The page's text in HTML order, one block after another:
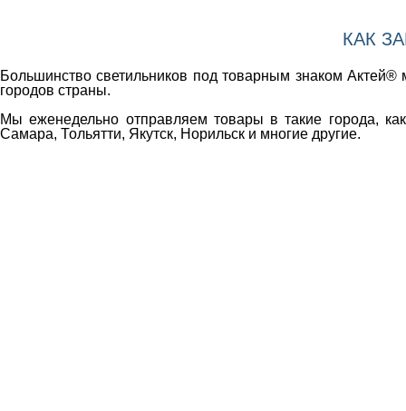
КАК
Большинство светильников под товарным знаком
городов страны.
Мы еженедельно отправляем товары в такие города,
Самара, Тольятти, Якутск, Норильск и многие другие.